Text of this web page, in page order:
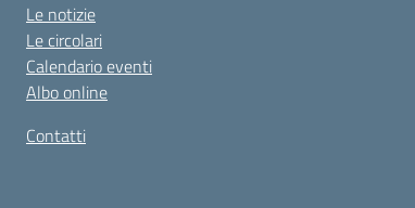
Le notizie
Le circolari
Calendario eventi
Albo online
Contatti